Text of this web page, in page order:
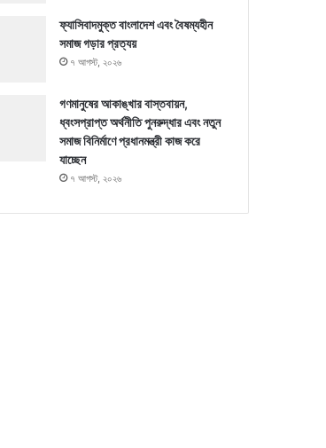
ফ্যাসিবাদমুক্ত বাংলাদেশ এবং বৈষম্যহীন
সমাজ গড়ার প্রত্যয়
৭ আগস্ট, ২০২৬
গণমানুষের আকাঙ্খার বাস্তবায়ন,
ধ্বংসপ্রাপ্ত অর্থনীতি পুনরুদ্ধার এবং নতুন
সমাজ বিনির্মাণে প্রধানমন্ত্রী কাজ করে
যাচ্ছেন
৭ আগস্ট, ২০২৬